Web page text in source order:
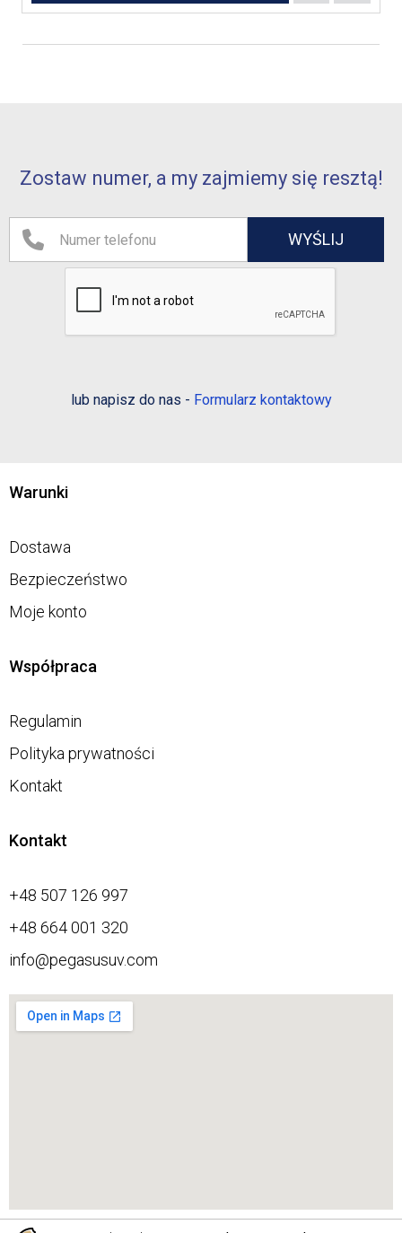
Zostaw numer, a my zajmiemy się resztą!
lub napisz do nas - Formularz kontaktowy
Warunki
Dostawa
Bezpieczeństwo
Moje konto
Współpraca
Regulamin
Polityka prywatności
Kontakt
Kontakt
+48 507 126 997
+48 664 001 320
info@pegasusuv.com